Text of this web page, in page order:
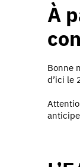
À
Bonne
d’ici le